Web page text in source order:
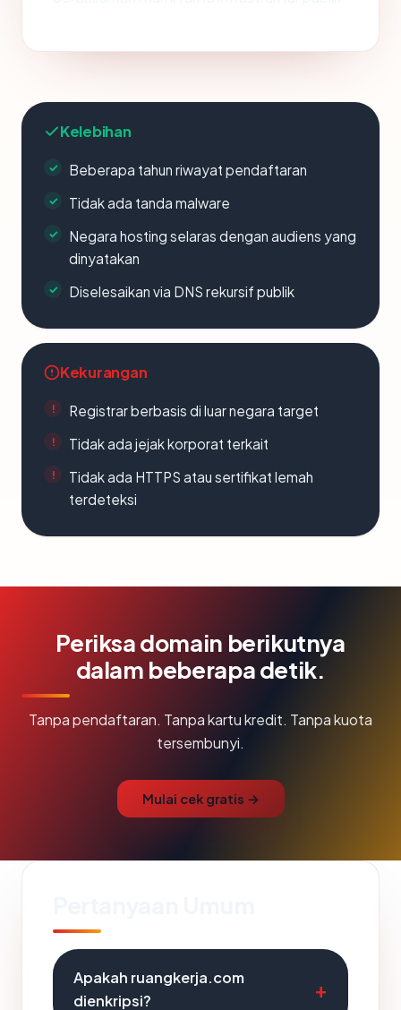
Kelebihan
Beberapa tahun riwayat pendaftaran
Tidak ada tanda malware
Negara hosting selaras dengan audiens yang
dinyatakan
Diselesaikan via DNS rekursif publik
Kekurangan
Registrar berbasis di luar negara target
Tidak ada jejak korporat terkait
Tidak ada HTTPS atau sertifikat lemah
terdeteksi
Periksa domain berikutnya
dalam beberapa detik.
Tanpa pendaftaran. Tanpa kartu kredit. Tanpa kuota
tersembunyi.
Mulai cek gratis →
Apakah ruangkerja.com
dienkripsi?